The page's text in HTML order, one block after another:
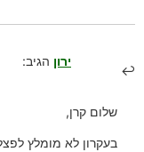
ירון הגיב:
שלום קרן,
בעקרון לא מומלץ